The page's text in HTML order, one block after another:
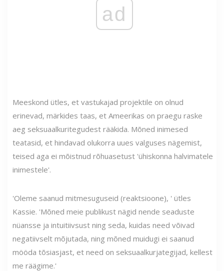
ad
Meeskond ütles, et vastukajad projektile on olnud
erinevad, märkides taas, et Ameerikas on praegu raske
aeg seksuaalkuritegudest rääkida. Mõned inimesed
teatasid, et hindavad olukorra uues valguses nägemist,
teised aga ei mõistnud rõhuasetust 'ühiskonna halvimatele
inimestele'.
'Oleme saanud mitmesuguseid (reaktsioone), ' ütles
Kassie. 'Mõned meie publikust nägid nende seaduste
nüansse ja intuitiivsust ning seda, kuidas need võivad
negatiivselt mõjutada, ning mõned muidugi ei saanud
mööda tõsiasjast, et need on seksuaalkurjategijad, kellest
me räägime.'